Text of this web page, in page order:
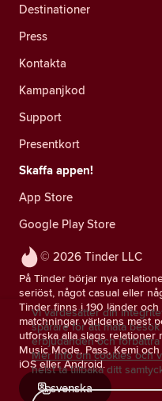
© 2026 Tinder LLC
På Tinder börjar nya
seriöst, något casual eller
Tinder finns i 190 länder
matchningar världens mest
utforska alla slags
Music Mode, Pass, Kemi
iOS eller Android.
svenska
Destinationer
Press
Kontakta
Kampanjkod
Support
Presentkort
Skaffa appen!
App Store
Google Play Store
Vi värdesätter din
spårare för att mäta
erbjudanden och
Mer info om cookies och
helst ta tillbaka ditt